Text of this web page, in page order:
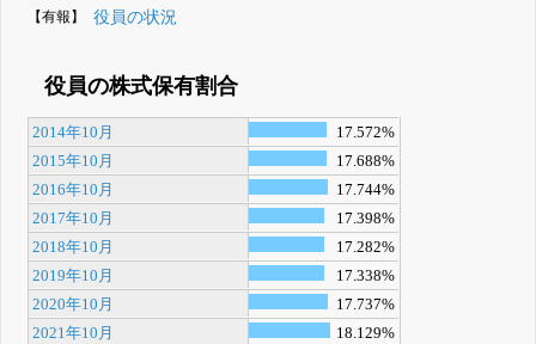
く追える
無料でβ版をはじめる
【有報】 役員の状況
役員の株式保有割合
2014年10月
17.572%
2015年10月
17.688%
2016年10月
17.744%
2017年10月
17.398%
2018年10月
17.282%
2019年10月
17.338%
2020年10月
17.737%
2021年10月
18.129%